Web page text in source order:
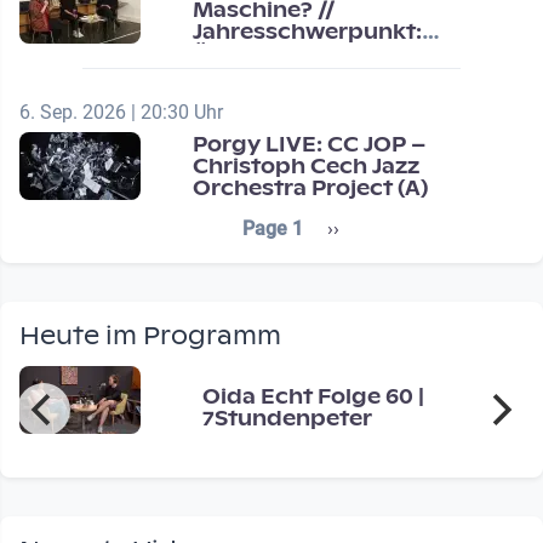
Maschine? //
Jahresschwerpunkt:
6. Sep. 2026 | 20:30 Uhr
Porgy LIVE: CC JOP –
Christoph Cech Jazz
Orchestra Project (A)
Seitennummerierung
Page 1 Next page
››
Heute im Programm
Oida Echt Folge 60 |
7Stundenpeter